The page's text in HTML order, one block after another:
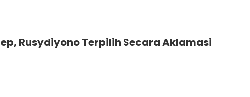
Rusydiyono Terpilih Secara Aklamasi